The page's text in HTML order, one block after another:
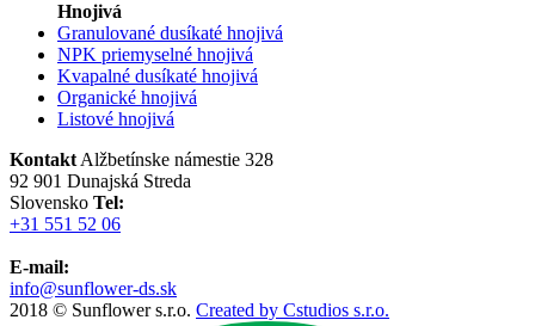
Hnojivá
Granulované dusíkaté hnojivá
NPK priemyselné hnojivá
Kvapalné dusíkaté hnojivá
Organické hnojivá
Listové hnojivá
Kontakt Alžbetínske námestie 328
92 901 Dunajská Streda
Slovensko Tel:
+31 551 52 06
E-mail:
info@sunflower-ds.sk
2018 © Sunflower s.r.o. Created by Cstudios s.r.o.